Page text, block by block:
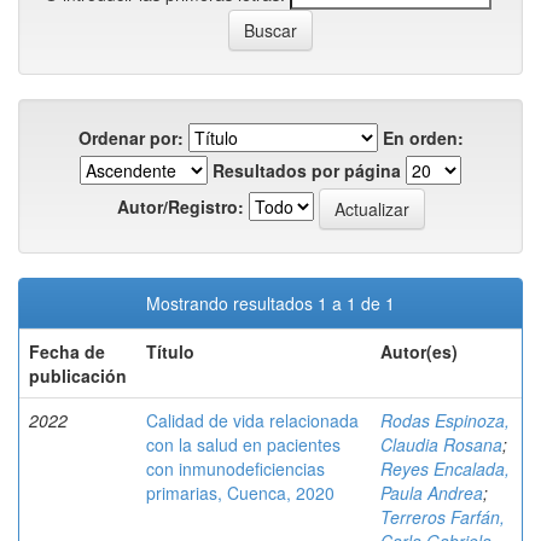
Ordenar por:
En orden:
Resultados por página
Autor/Registro:
Mostrando resultados 1 a 1 de 1
Fecha de
publicación
Título Autor(es)
2022
Calidad de vida relacionada
con la salud en pacientes
con inmunodeficiencias
primarias, Cuenca, 2020
Rodas Espinoza,
Claudia Rosana;
Reyes Encalada,
Paula Andrea;
Terreros Farfán,